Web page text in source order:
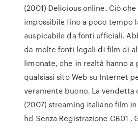
(2001) Delicious online. Ciò
impossibile fino a poco tempo
auspicabile da fonti ufficiali.
da molte fonti legali di film di
limonate, che in realtà hanno a
qualsiasi sito Web su Internet
veramente buono. La vendetta
(2007) streaming italiano film
hd Senza Registrazione CB01 ,